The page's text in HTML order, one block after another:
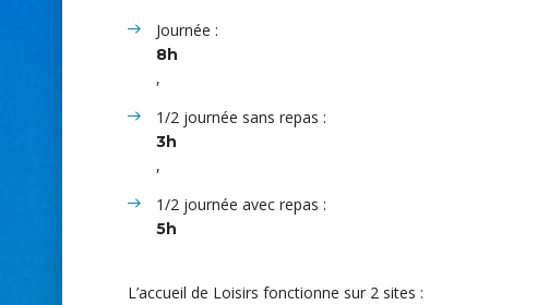
Journée :
8h
,
1/2 journée sans repas :
3h
,
1/2 journée avec repas :
5h
L’accueil de Loisirs fonctionne sur 2 sites :